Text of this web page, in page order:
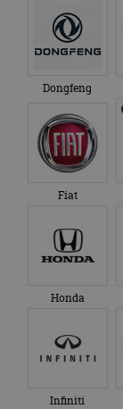
Dongfeng
Fiat
Honda
Infiniti